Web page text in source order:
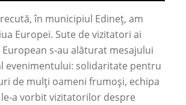
în municipiul Edineț, am
Europei. Sute de vizitatori ai
s-au alăturat mesajului
evenimentului: solidaritate pentru
de mulți oameni frumoși, echipa
le-a vorbit vizitatorilor despre